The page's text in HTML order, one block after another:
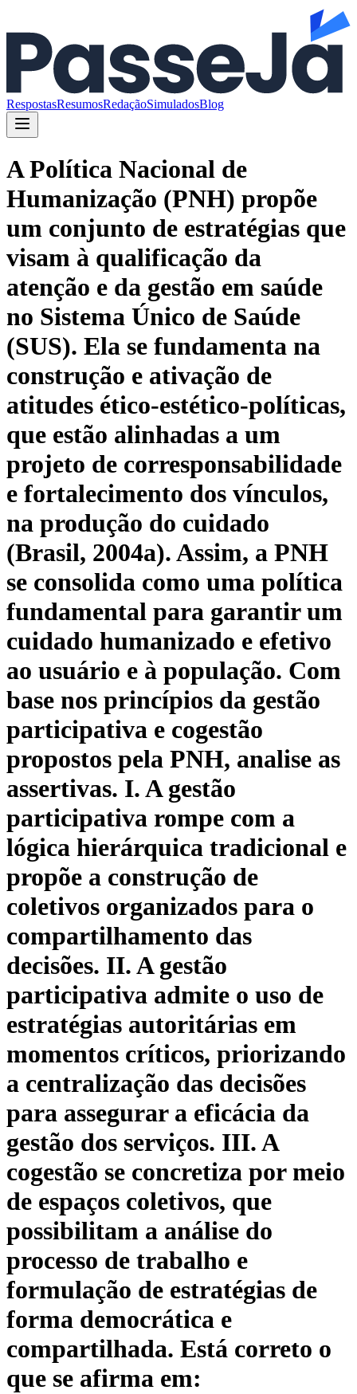
RespostasResumosRedaçãoSimuladosBlog
A Política Nacional de
Humanização (PNH) propõe
um conjunto de estratégias que
visam à qualificação da
atenção e da gestão em saúde
no Sistema Único de Saúde
(SUS). Ela se fundamenta na
construção e ativação de
atitudes ético-estético-políticas,
que estão alinhadas a um
projeto de corresponsabilidade
e fortalecimento dos vínculos,
na produção do cuidado
(Brasil, 2004a). Assim, a PNH
se consolida como uma política
fundamental para garantir um
cuidado humanizado e efetivo
ao usuário e à população. Com
base nos princípios da gestão
participativa e cogestão
propostos pela PNH, analise as
assertivas. I. A gestão
participativa rompe com a
lógica hierárquica tradicional e
propõe a construção de
coletivos organizados para o
compartilhamento das
decisões. II. A gestão
participativa admite o uso de
estratégias autoritárias em
momentos críticos, priorizando
a centralização das decisões
para assegurar a eficácia da
gestão dos serviços. III. A
cogestão se concretiza por meio
de espaços coletivos, que
possibilitam a análise do
processo de trabalho e
formulação de estratégias de
forma democrática e
compartilhada. Está correto o
que se afirma em: